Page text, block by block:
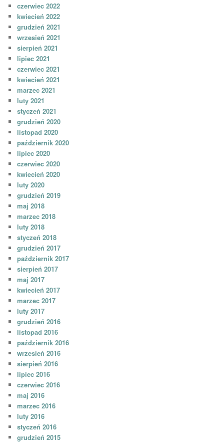
czerwiec 2022
kwiecień 2022
grudzień 2021
wrzesień 2021
sierpień 2021
lipiec 2021
czerwiec 2021
kwiecień 2021
marzec 2021
luty 2021
styczeń 2021
grudzień 2020
listopad 2020
październik 2020
lipiec 2020
czerwiec 2020
kwiecień 2020
luty 2020
grudzień 2019
maj 2018
marzec 2018
luty 2018
styczeń 2018
grudzień 2017
październik 2017
sierpień 2017
maj 2017
kwiecień 2017
marzec 2017
luty 2017
grudzień 2016
listopad 2016
październik 2016
wrzesień 2016
sierpień 2016
lipiec 2016
czerwiec 2016
maj 2016
marzec 2016
luty 2016
styczeń 2016
grudzień 2015